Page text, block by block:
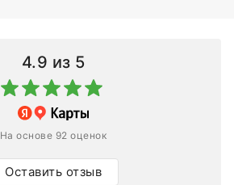
4.9 из 5
На основе 92 оценок
Оставить отзыв